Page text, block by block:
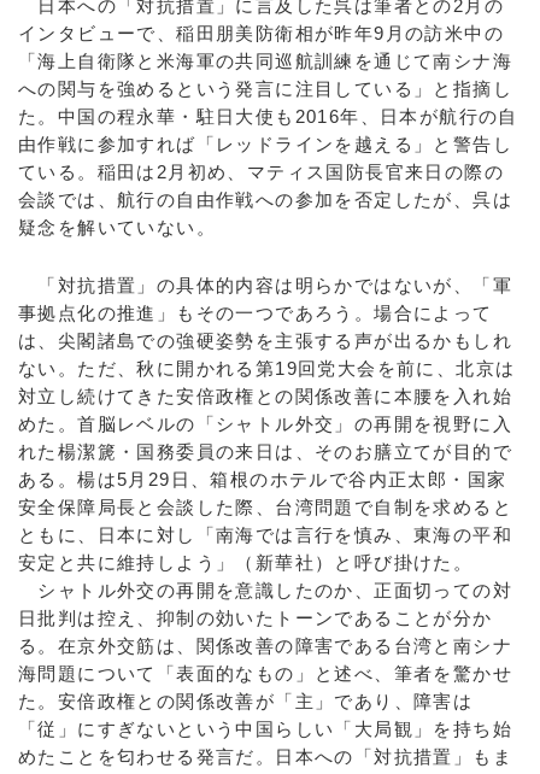
日本への「対抗措置」に言及した呉は筆者との2月の
インタビューで、稲田朋美防衛相が昨年9月の訪米中の
「海上自衛隊と米海軍の共同巡航訓練を通じて南シナ海
への関与を強めるという発言に注目している」と指摘し
た。中国の程永華・駐日大使も2016年、日本が航行の自
由作戦に参加すれば「レッドラインを越える」と警告し
ている。稲田は2月初め、マティス国防長官来日の際の
会談では、航行の自由作戦への参加を否定したが、呉は
疑念を解いていない。
「対抗措置」の具体的内容は明らかではないが、「軍
事拠点化の推進」もその一つであろう。場合によって
は、尖閣諸島での強硬姿勢を主張する声が出るかもしれ
ない。ただ、秋に開かれる第19回党大会を前に、北京は
対立し続けてきた安倍政権との関係改善に本腰を入れ始
めた。首脳レベルの「シャトル外交」の再開を視野に入
れた楊潔篪・国務委員の来日は、そのお膳立てが目的で
ある。楊は5月29日、箱根のホテルで谷内正太郎・国家
安全保障局長と会談した際、台湾問題で自制を求めると
ともに、日本に対し「南海では言行を慎み、東海の平和
安定と共に維持しよう」（新華社）と呼び掛けた。
シャトル外交の再開を意識したのか、正面切っての対
日批判は控え、抑制の効いたトーンであることが分か
る。在京外交筋は、関係改善の障害である台湾と南シナ
海問題について「表面的なもの」と述べ、筆者を驚かせ
た。安倍政権との関係改善が「主」であり、障害は
「従」にすぎないという中国らしい「大局観」を持ち始
めたことを匂わせる発言だ。日本への「対抗措置」もま